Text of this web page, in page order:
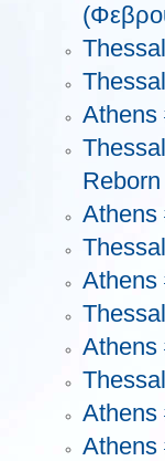
Athens
Reborn
Athens
Athens
Athens
Athens
Athens